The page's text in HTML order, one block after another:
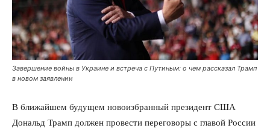
Завершение войны в Украине и встреча с Путиным: о чем рассказал Трамп
в новом заявлении
В ближайшем будущем новоизбранный президент США
Дональд Трамп должен провести переговоры с главой России